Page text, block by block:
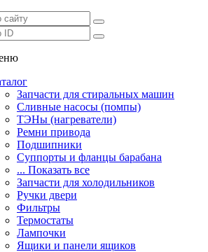
Запчасти для стиральных машин
Сливные насосы (помпы)
ТЭНы (нагреватели)
Ремни привода
Подшипники
Суппорты и фланцы барабана
... Показать все
Запчасти для холодильников
Ручки двери
Фильтры
Термостаты
Лампочки
Ящики и панели ящиков